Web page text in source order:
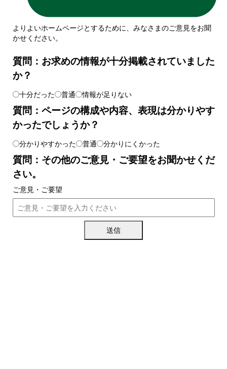
よりよいホームページとするために、みなさまのご意見をお聞
かせください。
質問：お求めの情報が十分掲載されていました
か？
十分だった 普通 情報が足りない
質問：ページの構成や内容、表現は分かりやす
かったでしょうか？
分かりやすかった 普通 分かりにくかった
質問：その他のご意見・ご要望をお聞かせくだ
さい。
ご意見・ご要望
送信